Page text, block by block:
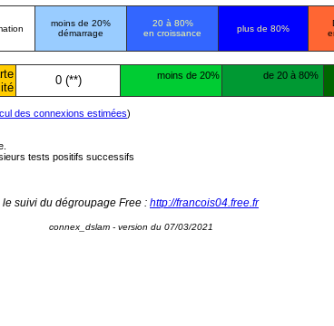
moins de 20%
démarrage
20 à 80%
en croissance
plus de 80%
0 (**) moins de 20% de 20 à 80%
des connexions estimées)
tests positifs successifs
le suivi du dégroupage Free : http://francois04.free.fr
connex_dslam - version du 07/03/2021